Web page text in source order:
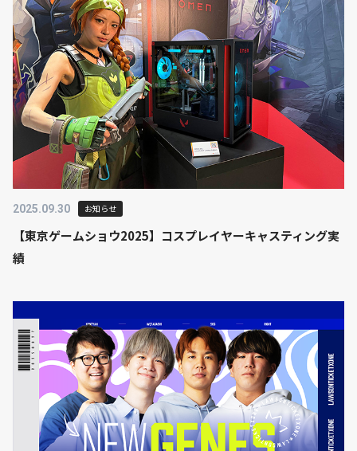
2025.09.30 お知らせ
【東京ゲームショウ2025】コスプレイヤーキャスティング実
績